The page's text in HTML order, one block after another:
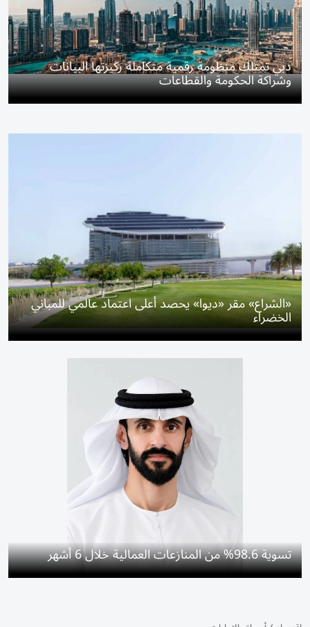
دبي تمتلك منظومة رقمية متكاملة ركيزتها البيانات
وشراكة الحكومة والقطاعات
«الشراع» مقر «ديوا» يحصد أعلى اعتماد عالمي للمباني
الخضراء
تسوية 98.6% من المنازعات العمالية خلال 6 أشهر